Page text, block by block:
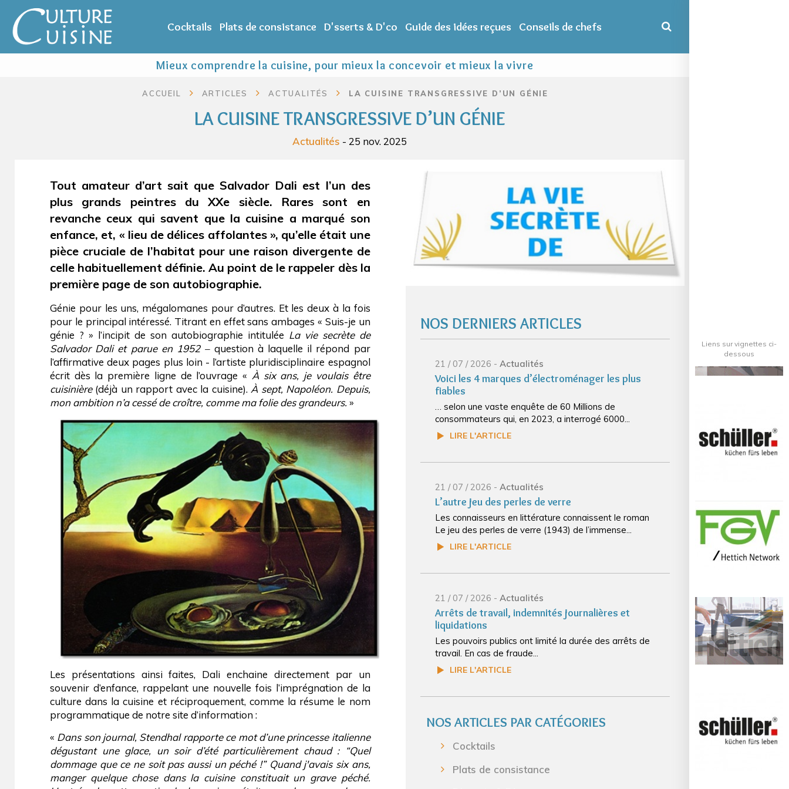
Cocktails Plats de consistance D'sserts & D'co Guide des idées reçues Conseils de chefs
Mieux comprendre la cuisine, pour mieux la concevoir et mieux la vivre
LA CUISINE TRANSGRESSIVE D’UN GÉNIE
Actualités - 25 nov. 2025
ACCUEIL ARTICLES ACTUALITÉS LA CUISINE TRANSGRESSIVE D’UN GÉNIE
Tout amateur d’art sait que Salvador Dali est l’un des
plus grands peintres du XXe siècle. Rares sont en
revanche ceux qui savent que la cuisine a marqué son
enfance, et, « lieu de délices affolantes », qu’elle était une
pièce cruciale de l’habitat pour une raison divergente de
celle habituellement définie. Au point de le rappeler dès la
première page de son autobiographie.
Génie pour les uns, mégalomanes pour d’autres. Et les deux à la fois
pour le principal intéressé. Titrant en effet sans ambages « Suis-je un
génie ? » l’incipit de son autobiographie intitulée La vie secrète de
Salvador Dali et parue en 1952 –question à laquelle il répond par
l’affirmative deux pages plus loin - l’artiste pluridisciplinaire espagnol
écrit dès la première ligne de l’ouvrage « À six ans, je voulais être
cuisinière(déjà un rapport avec la cuisine). À sept, Napoléon. Depuis,
mon ambition n’a cessé de croître, comme ma folie des grandeurs.»
Les présentations ainsi faites, Dali enchaine directement par un
souvenir d’enfance, rappelant une nouvelle fois l’imprégnation de la
culture dans la cuisine et réciproquement, comme la résume le nom
programmatique de notre site d’information :
« Dans son journal, Stendhal rapporte ce mot d’une princesse italienne
dégustant une glace, un soir d’été particulièrement chaud : “Quel
dommage que ce ne soit pas aussi un péché !” Quand j'avais six ans,
manger quelque chose dans la cuisine constituait un grave péché.
NOS DERNIERS ARTICLES
21 / 07 / 2026 - Actualités
Voici les 4 marques d’électroménager les plus
fiables
… selon une vaste enquête de 60 Millions de
consommateurs qui, en 2023, a interrogé 6000...
LIRE L'ARTICLE
21 / 07 / 2026 - Actualités
L’autre jeu des perles de verre
Les connaisseurs en littérature connaissent le roman
Le jeu des perles de verre (1943) de l’immense...
LIRE L'ARTICLE
21 / 07 / 2026 - Actualités
Arrêts de travail, indemnités journalières et
liquidations
Les pouvoirs publics ont limité la durée des arrêts de
travail. En cas de fraude...
LIRE L'ARTICLE
NOS ARTICLES PAR CATÉGORIES
Cocktails
Plats de consistance
Liens sur vignettes ci-
dessous